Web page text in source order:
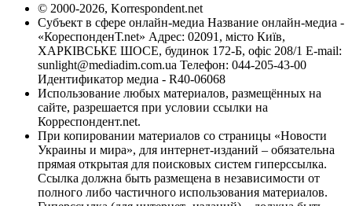
© 2000-2026, Korrespondent.net
Субъект в сфере онлайн-медиа Название онлайн-медиа -
«КореспонденТ.net» Адрес: 02091, місто Київ,
ХАРКІВСЬКЕ ШОСЕ, будинок 172-Б, офіс 208/1 E-mail:
sunlight@mediadim.com.ua Телефон: 044-205-43-00
Идентификатор медиа - R40-06068
Использование любых материалов, размещённых на
сайте, разрешается при условии ссылки на
Корреспондент.net.
При копировании материалов со страницы «Новости
Украины и мира», для интернет-изданий – обязательна
прямая открытая для поисковых систем гиперссылка.
Ссылка должна быть размещена в независимости от
полного либо частичного использования материалов.